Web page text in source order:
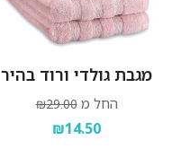
מגבת גולדי ורוד בהיר
החל מ ₪29.00
₪14.50